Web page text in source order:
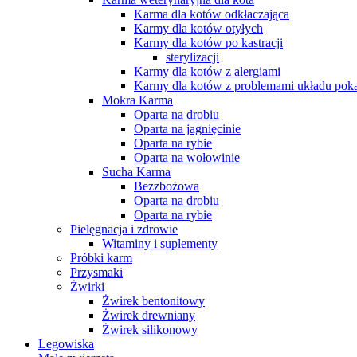
Karma dla kotów odkłaczająca
Karmy dla kotów otyłych
Karmy dla kotów po kastracji
sterylizacji
Karmy dla kotów z alergiami
Karmy dla kotów z problemami układu
Mokra Karma
Oparta na drobiu
Oparta na jagnięcinie
Oparta na rybie
Oparta na wołowinie
Sucha Karma
Bezzbożowa
Oparta na drobiu
Oparta na rybie
Pielęgnacja i zdrowie
Witaminy i suplementy
Próbki karm
Przysmaki
Żwirki
Żwirek bentonitowy
Żwirek drewniany
Żwirek silikonowy
Legowiska